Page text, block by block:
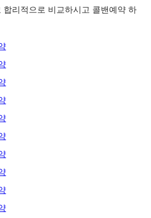
합리적으로 비교하시고 콜밴예약 하